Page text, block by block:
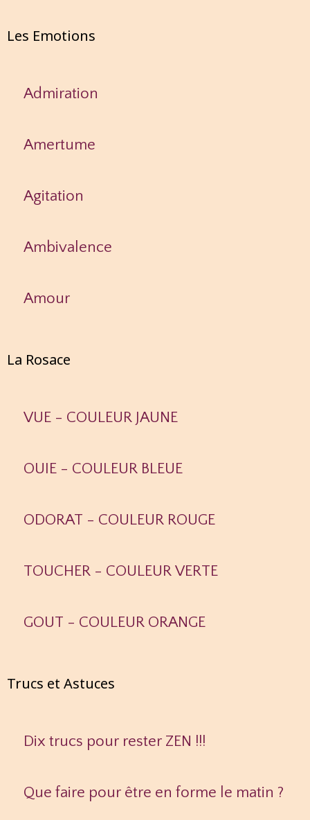
Les Emotions
Admiration
Amertume
Agitation
Ambivalence
Amour
La Rosace
VUE - COULEUR JAUNE
OUIE - COULEUR BLEUE
ODORAT - COULEUR ROUGE
TOUCHER - COULEUR VERTE
GOUT - COULEUR ORANGE
Trucs et Astuces
Dix trucs pour rester ZEN !!!
Que faire pour être en forme le matin ?